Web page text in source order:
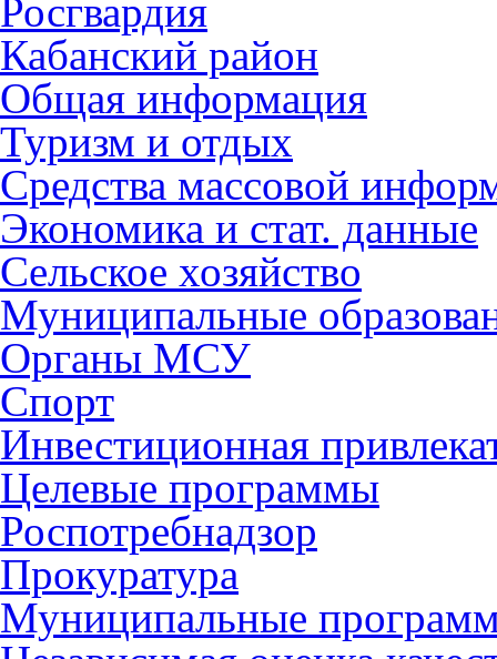
Росгвардия
Кабанский район
Общая информация
Туризм и отдых
Средства массовой
Экономика и стат. данные
Сельское хозяйство
Муниципальные
Органы МСУ
Спорт
Инвестиционная
Целевые программы
Роспотребнадзор
Прокуратура
Муниципальные